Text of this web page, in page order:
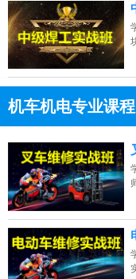
机车机电专业课程
点击免费咨询电话